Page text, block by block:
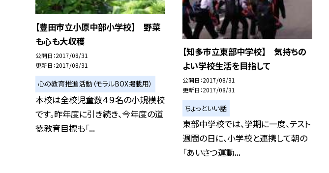
【豊田市立小原中部小学校】 野菜
も心も大収穫
公開日 2017/08/31
更新日 2017/08/31
心の教育推進活動（モラルBOX掲載用）
本校は全校児童数４９名の小規模校
です。昨年度に引き続き、今年度の道
徳教育目標も「...
【知多市立東部中学校】 気持ちの
よい学校生活を目指して
公開日 2017/08/31
更新日 2017/08/31
ちょっといい話
東部中学校では、学期に一度、テスト
週間の日に、小学校と連携して朝の
「あいさつ運動...